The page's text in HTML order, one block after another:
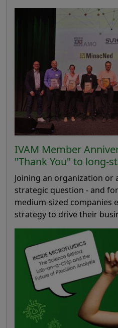
IVAM Member
"Thank You" to long-
Joining an organization or
strategic question - and
medium-sized companies
strategy to drive their